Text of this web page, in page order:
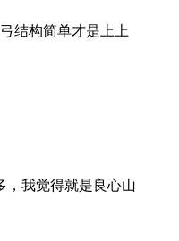
结构简单才是上上
，我觉得就是良心山